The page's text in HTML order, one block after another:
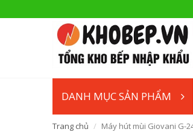
DANH MỤC SẢN PHẨM
Trang chủ Máy hút mùi Giovani G-